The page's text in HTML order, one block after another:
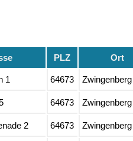
PLZ Ort
1 64673 Zwingenberg
64673 Zwingenberg
2 64673 Zwingenberg